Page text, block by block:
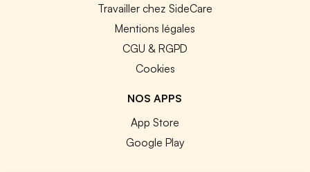
Travailler chez SideCare
Mentions légales
CGU & RGPD
Cookies
NOS APPS
App Store
Google Play